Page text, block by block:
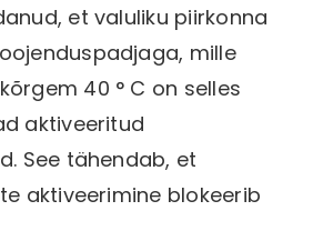
et valuliku piirkonna
mille
40 ° C on selles
aktiveeritud
See tähendab, et
aktiveerimine blokeerib